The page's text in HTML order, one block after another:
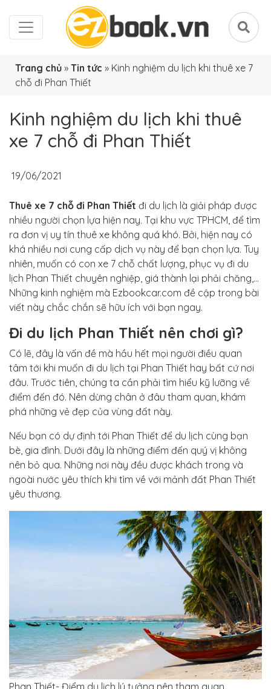
Trang chủ » Tin tức » Kinh nghiệm du lịch khi thuê xe 7
chỗ đi Phan Thiết
Kinh nghiệm du lịch khi thuê
xe 7 chỗ đi Phan Thiết
19/06/2021
Thuê xe 7 chỗ đi Phan Thiết đi du lịch là giải pháp được
nhiều người chọn lựa hiện nay. Tại khu vực TPHCM, để tìm
ra đơn vị uy tín thuê xe không quá khó. Bởi, hiện nay có
khá nhiều nơi cung cấp dịch vụ này để bạn chọn lựa. Tuy
nhiên, muốn có con xe 7 chỗ chất lượng, phục vụ đi du
lịch Phan Thiết chuyên nghiệp, giá thành lại phải chăng,…
Những kinh nghiệm mà Ezbookcar.com đề cập trong bài
viết này chắc chắn sẽ hữu ích với bạn ngay.
Đi du lịch Phan Thiết nên chơi gì?
Có lẽ, đây là vấn đề mà hầu hết mọi người điều quan
tâm tới khi muốn đi du lịch tại Phan Thiết hay bất cứ nơi
đâu. Trước tiên, chúng ta cần phải tìm hiểu kỹ lưỡng về
điểm đến đó. Nên dừng chân ở đâu tham quan, khám
phá những vẻ đẹp của vùng đất này.
Nếu bạn có dự định tới Phan Thiết để du lịch cùng bạn
bè, gia đình. Dưới đây là những điểm đến quý vị không
nên bỏ qua. Những nơi này đều được khách trong và
ngoài nước yêu thích khi tìm về với mảnh đất Phan Thiết
yêu thương.